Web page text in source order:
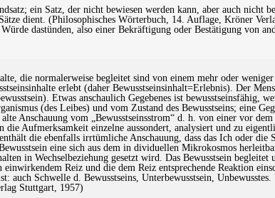
ein Satz, der nicht bewiesen werden kann, aber auch nicht
dient. (Philosophisches Wörterbuch, 14. Auflage, Kröner
dastünden, also einer Bekräftigung oder Bestätigung von
die normalerweise begleitet sind von einem mehr oder
erlebt (daher Bewusstseinsinhalt=Erlebnis). Der
Etwas anschaulich Gegebenes ist bewusstseinsfähig,
(des Leibes) und vom Zustand des Bewusstseins; eine
alte Anschauung vom „Bewusstseinsstrom“ d. h. von einer vor
Aufmerksamkeit einzelne aussondert, analysiert und zu
die ebenfalls irrtümliche Anschauung, dass das Ich oder die
eine sich aus dem in dividuellen Mikrokosmos
in Wechselbeziehung gesetzt wird. Das Bewusstsein
Reiz und die dem Reiz entsprechende Reaktion
auch Schwelle d. Bewusstseins, Unterbewusstsein,
Stuttgart, 1957)